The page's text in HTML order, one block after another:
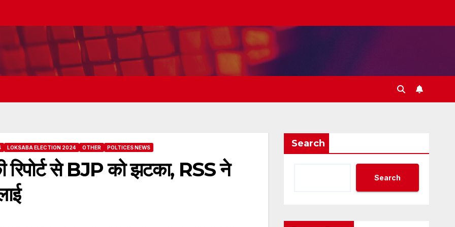
LOKSABA ELECTION 2024 OTHER POLTICES NEWS
रिपोर्ट से BJP को झटका, RSS ने
Search
Search